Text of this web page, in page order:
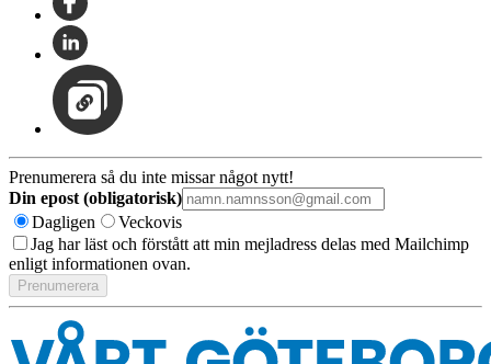
Prenumerera så du inte missar något nytt!
Din epost (obligatorisk)
Dagligen
Veckovis
Jag har läst och förstått att min mejladress delas med Mailchimp
enligt informationen ovan.